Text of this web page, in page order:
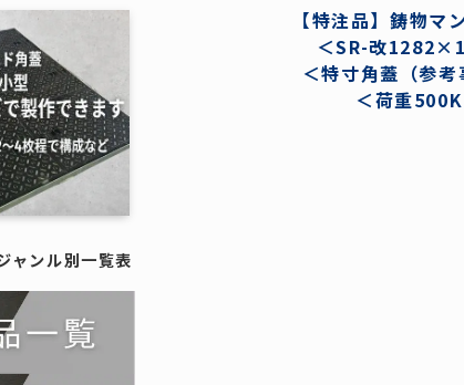
・銘板
鋳物蓋｜特注品一覧
鋳物蓋｜既製品一覧
樹脂製（FRP）蓋一覧
【特注品】鋳物マ
＜SR-改
＜特寸角蓋（参考
＜荷重
ャンル別一覧表